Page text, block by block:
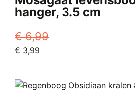
hanger, 3.5 cm
€6,99
Oorspronkelijke
€ 6,99.
€ 3,99
€ 3,99.